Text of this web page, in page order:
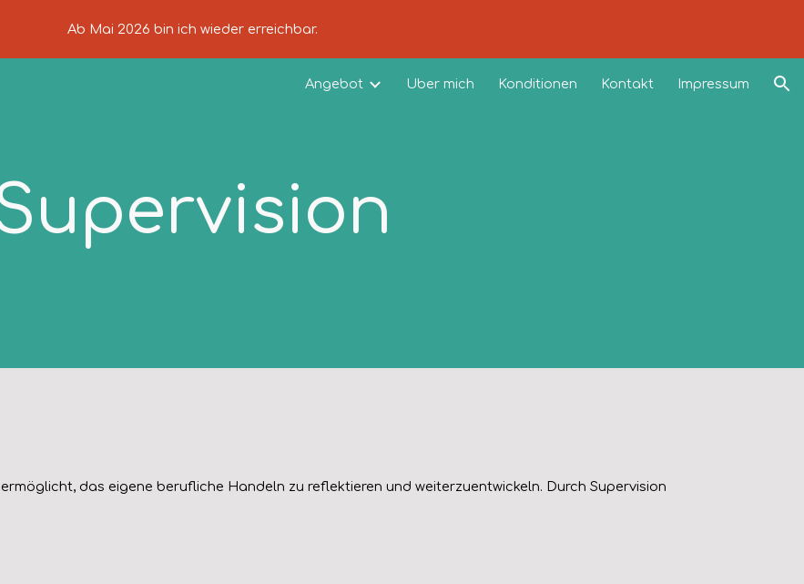
to main content Skip to navigation
Ab Mai 2026 bin ich wieder erreichbar.
Angebot Über mich Konditionen Kontakt Impressum
das eigene berufliche Handeln zu reflektieren und weiterzuentwickeln. Durch Supervision